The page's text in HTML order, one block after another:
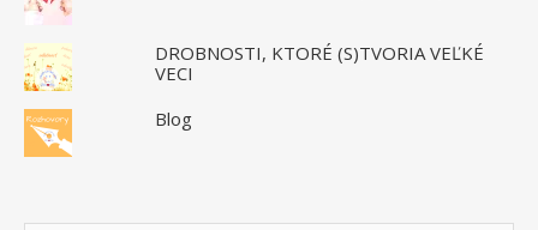
DROBNOSTI, KTORÉ (S)TVORIA VEĽKÉ
VECI
Blog